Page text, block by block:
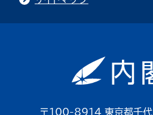
〒100-8914 東京都千代